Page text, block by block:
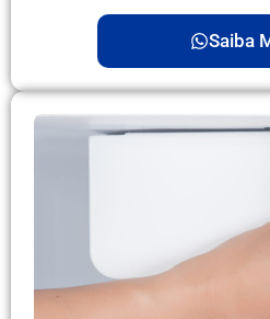
Saiba